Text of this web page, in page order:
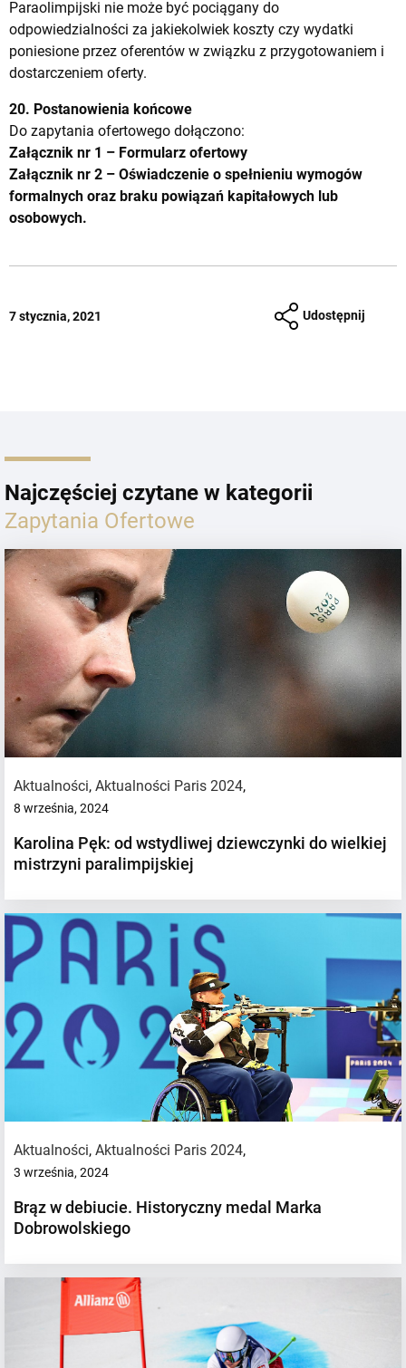
Paraolimpijski nie może być pociągany do
odpowiedzialności za jakiekolwiek koszty czy wydatki
poniesione przez oferentów w związku z przygotowaniem i
dostarczeniem oferty.
20. Postanowienia końcowe
Do zapytania ofertowego dołączono:
Załącznik nr 1 – Formularz ofertowy
Załącznik nr 2 – Oświadczenie o spełnieniu wymogów
formalnych oraz braku powiązań kapitałowych lub
osobowych.
7 stycznia, 2021 Udostępnij
Najczęściej czytane w kategorii
Zapytania Ofertowe
Aktualności, Aktualności Paris 2024,
8 września, 2024
Karolina Pęk: od wstydliwej dziewczynki do wielkiej
mistrzyni paralimpijskiej
Aktualności, Aktualności Paris 2024,
3 września, 2024
Brąz w debiucie. Historyczny medal Marka
Dobrowolskiego